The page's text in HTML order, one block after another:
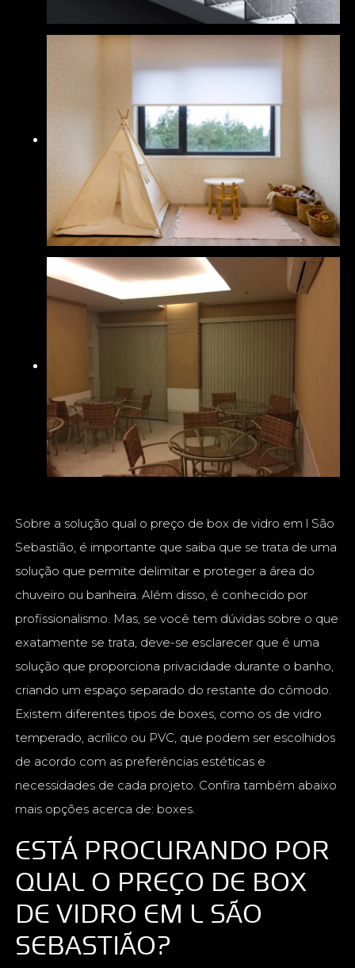
Sobre a solução qual o preço de box de vidro em l São
Sebastião, é importante que saiba que se trata de uma
solução que permite delimitar e proteger a área do
chuveiro ou banheira. Além disso, é conhecido por
profissionalismo. Mas, se você tem dúvidas sobre o que
exatamente se trata, deve-se esclarecer que é uma
solução que proporciona privacidade durante o banho,
criando um espaço separado do restante do cômodo.
Existem diferentes tipos de boxes, como os de vidro
temperado, acrílico ou PVC, que podem ser escolhidos
de acordo com as preferências estéticas e
necessidades de cada projeto. Confira também abaixo
mais opções acerca de: boxes.
ESTÁ PROCURANDO POR
QUAL O PREÇO DE BOX
DE VIDRO EM L SÃO
SEBASTIÃO?